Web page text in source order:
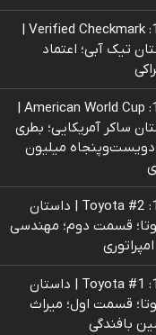
187: Verified Checkmark |
تیک آبی؛ اعتماد
186: American World Cup |
ساکر آمریکایی؛ بطری
میلیون
185: Toyota #2 | داستان
قسمت دوم؛ مهندسی
184: Toyota #1 | داستان
قسمت اول؛ میراث
بافندگی